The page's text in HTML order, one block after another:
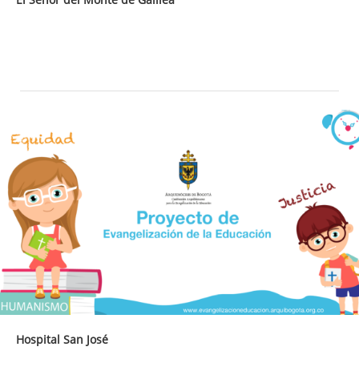
Hospital San José